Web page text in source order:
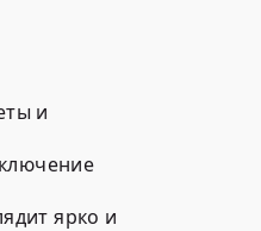
и
ярко и